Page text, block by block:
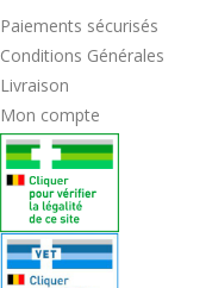
Paiements sécurisés
Conditions Générales
Livraison
Mon compte